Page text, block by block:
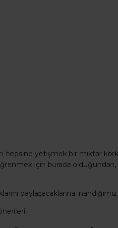
hepsine yetişmek bir miktar
için burada
paylaşacaklarına